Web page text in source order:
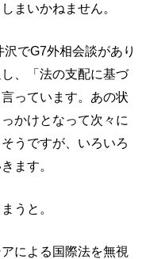
まいかねません。
でG7外相会談があり
、「法の支配に基づ
っています。あの状
かけとなって次々に
うですが、いろいろ
ます。
うと。
による国際法を無視